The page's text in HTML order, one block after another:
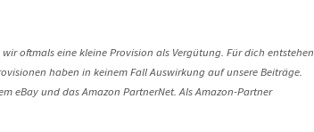
oftmals eine kleine Provision als Vergütung. Für dich entstehen
haben in keinem Fall Auswirkung auf unsere Beiträge.
eBay und das Amazon PartnerNet. Als Amazon-Partner